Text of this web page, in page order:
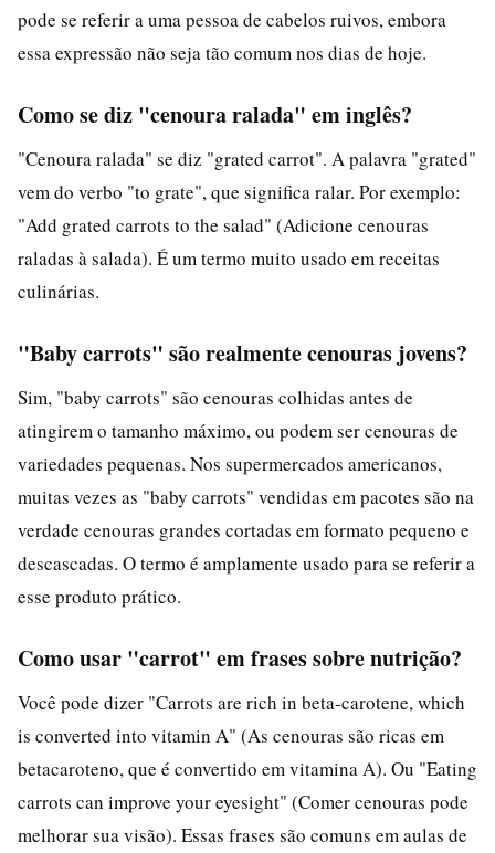
pode se referir a uma pessoa de cabelos ruivos, embora
essa expressão não seja tão comum nos dias de hoje.
Como se diz "cenoura ralada" em inglês?
"Cenoura ralada" se diz "grated carrot". A palavra "grated"
vem do verbo "to grate", que significa ralar. Por exemplo:
"Add grated carrots to the salad" (Adicione cenouras
raladas à salada). É um termo muito usado em receitas
culinárias.
"Baby carrots" são realmente cenouras jovens?
Sim, "baby carrots" são cenouras colhidas antes de
atingirem o tamanho máximo, ou podem ser cenouras de
variedades pequenas. Nos supermercados americanos,
muitas vezes as "baby carrots" vendidas em pacotes são na
verdade cenouras grandes cortadas em formato pequeno e
descascadas. O termo é amplamente usado para se referir a
esse produto prático.
Como usar "carrot" em frases sobre nutrição?
Você pode dizer "Carrots are rich in beta-carotene, which
is converted into vitamin A" (As cenouras são ricas em
betacaroteno, que é convertido em vitamina A). Ou "Eating
carrots can improve your eyesight" (Comer cenouras pode
melhorar sua visão). Essas frases são comuns em aulas de